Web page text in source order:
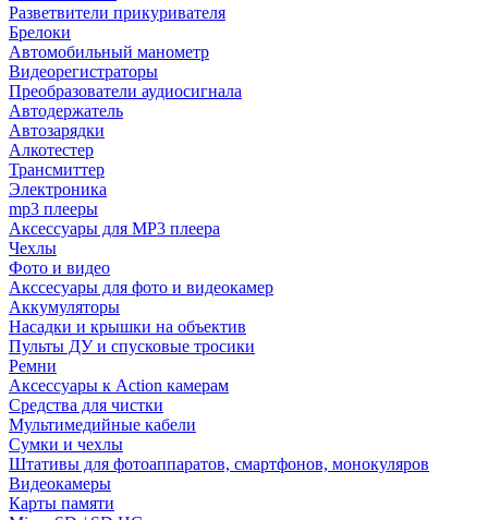
Разветвители прикуривателя
Брелоки
Автомобильный манометр
Видеорегистраторы
Преобразователи аудиосигнала
Автодержатель
Автозарядки
Алкотестер
Трансмиттер
Электроника
mp3 плееры
Аксессуары для MP3 плеера
Чехлы
Фото и видео
Акссесуары для фото и видеокамер
Аккумуляторы
Насадки и крышки на объектив
Пульты ДУ и спусковые тросики
Ремни
Аксессуары к Action камерам
Средства для чистки
Мультимедийные кабели
Сумки и чехлы
Штативы для фотоаппаратов, смартфонов, монокуляров
Видеокамеры
Карты памяти